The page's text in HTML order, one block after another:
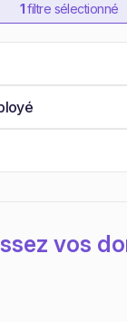
1 filtre sélectionné
vos